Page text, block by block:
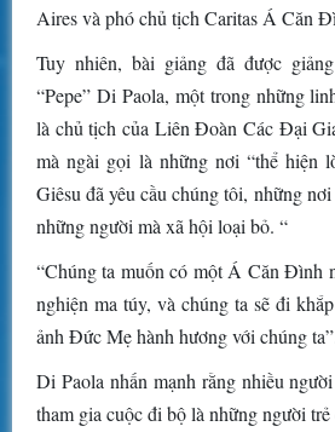
Aires và phó chủ tịch Caritas Á Căn
Tuy nhiên, bài giảng đã được
“Pepe” Di Paola, một trong những
là chủ tịch của Liên Đoàn Các Đại
mà ngài gọi là những nơi “thể hiện
Giêsu đã yêu cầu chúng tôi, những
những người mà xã hội loại bỏ. “
“Chúng ta muốn có một Á Căn Đình
nghiện ma túy, và chúng ta sẽ đi
ảnh Đức Mẹ hành hương với chúng
Di Paola nhấn mạnh rằng nhiều
tham gia cuộc đi bộ là những người